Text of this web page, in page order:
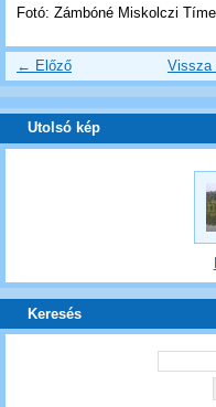
Fotó: Zámbóné Miskolczi
← Előző Vissza
Utolsó kép
Keresés